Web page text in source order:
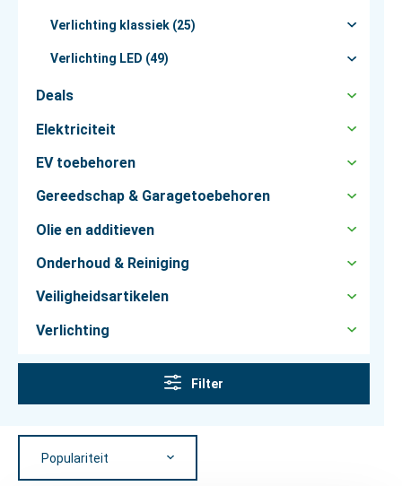
Verlichting klassiek (25)
Verlichting LED (49)
Deals
Elektriciteit
EV toebehoren
Gereedschap & Garagetoebehoren
Olie en additieven
Onderhoud & Reiniging
Veiligheidsartikelen
Verlichting
Filter